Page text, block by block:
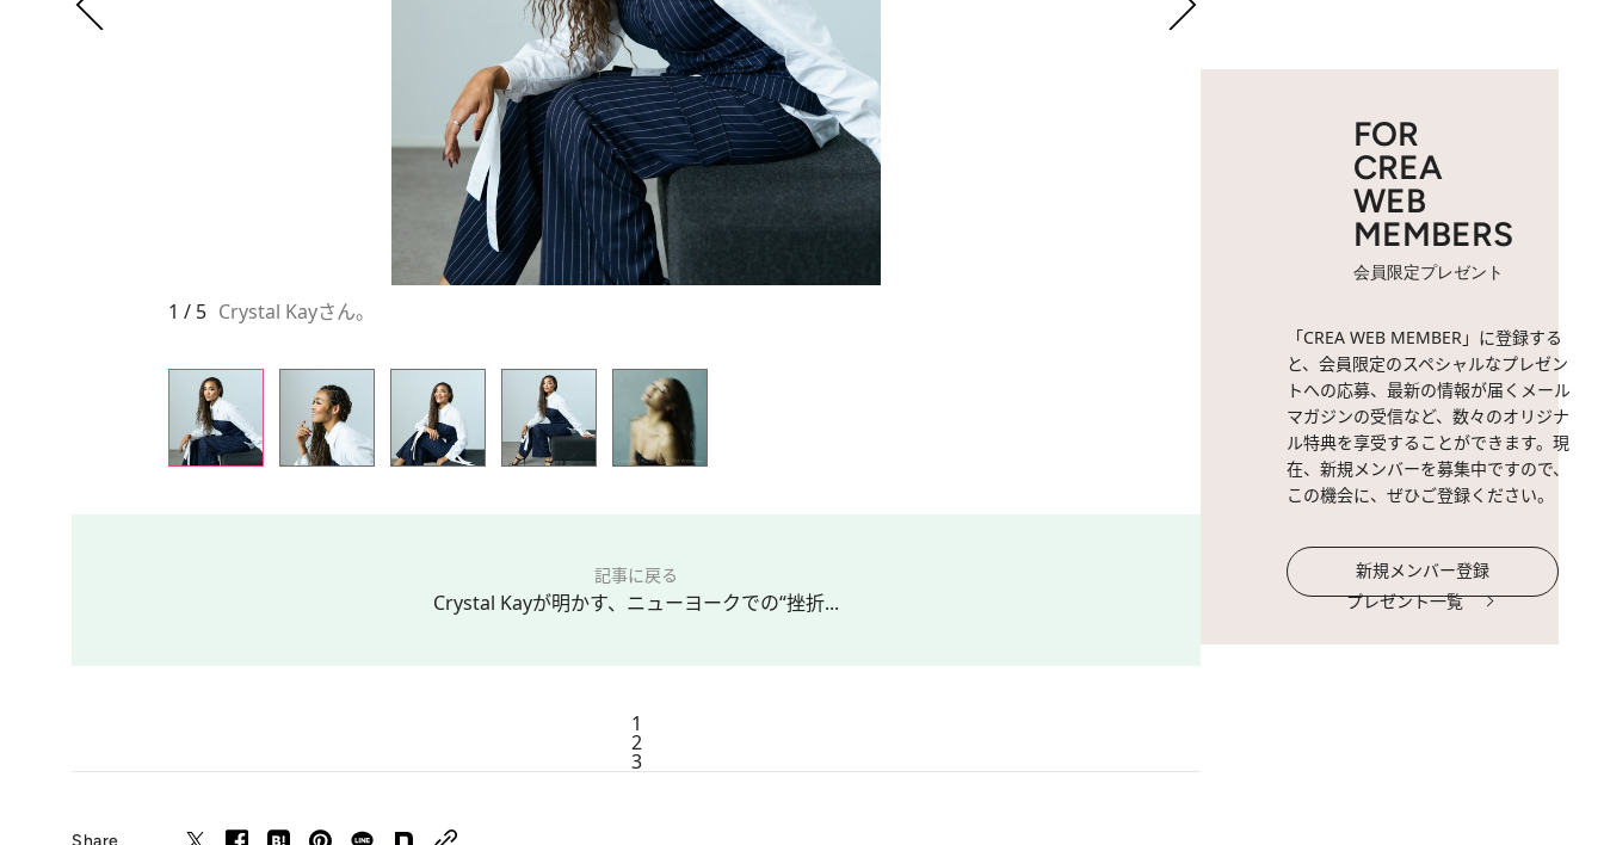
1 / 5 Crystal Kayさん。
記事に戻る
Crystal Kayが明かす、ニューヨークでの“挫折...
1
2
3
Share
FOR
CREA
WEB
MEMBERS
会員限定プレゼント
「CREA WEB MEMBER」に登録する
と、会員限定のスペシャルなプレゼン
トへの応募、最新の情報が届くメール
マガジンの受信など、数々のオリジナ
ル特典を享受することができます。現
在、新規メンバーを募集中ですので、
この機会に、ぜひご登録ください。
新規メンバー登録
プレゼント一覧